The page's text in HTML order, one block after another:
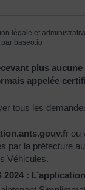
légale et
baseo.io
plus aucune
appelée
tous les
r ou
par la préfecture
Véhicules.
2024 :